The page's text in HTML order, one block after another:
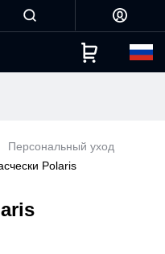
Персональный уход
Polaris